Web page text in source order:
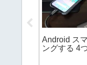
Android ス
ングする 4